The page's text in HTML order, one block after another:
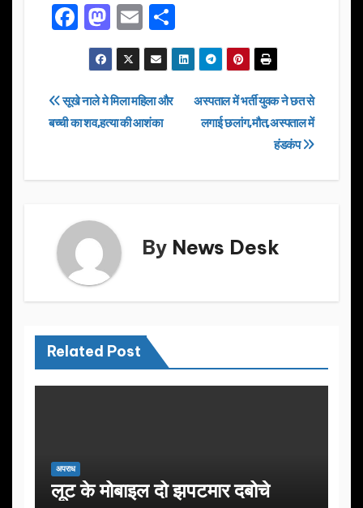
F
a
c
e
b
o
M
a
st
o
d
n
E
m
ail
h
ar
Post
navigation
अस्पताल में भर्ती युवक ने छत से
लगाई छलांग,मौत,अस्पताल में
हंडकंप
सूखे नाले मे मिला महिला और
बच्ची का शव,हत्या की आशंका
By News Desk
Related Post
अपराध
लूट के मोबाइल दो झपटमार दबोचे